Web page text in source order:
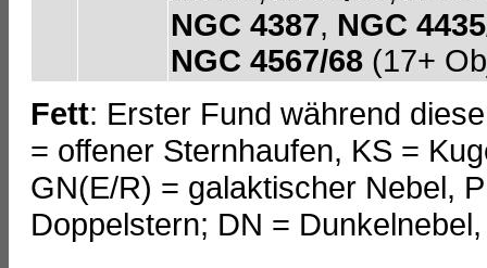
NGC 4387, NGC
NGC 4567/68 (17+
Fett: Erster Fund während
= offener Sternhaufen, KS =
GN(E/R) = galaktischer Nebel,
Doppelstern; DN =